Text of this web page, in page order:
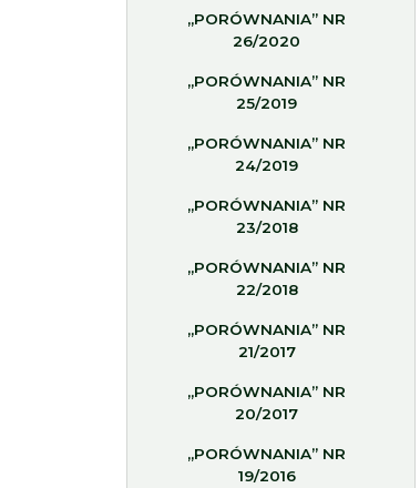
„PORÓWNANIA” NR
26/2020
„PORÓWNANIA” NR
25/2019
„PORÓWNANIA” NR
24/2019
„PORÓWNANIA” NR
23/2018
„PORÓWNANIA” NR
22/2018
„PORÓWNANIA” NR
21/2017
„PORÓWNANIA” NR
20/2017
„PORÓWNANIA” NR
19/2016